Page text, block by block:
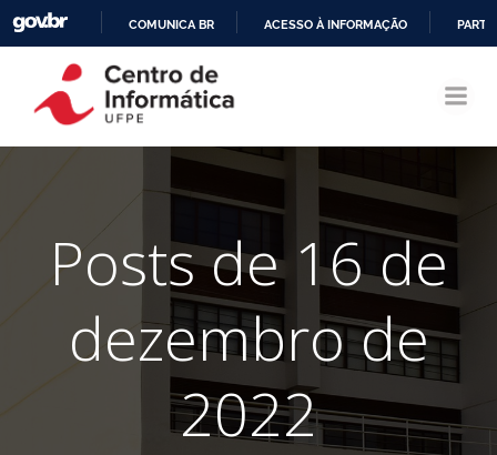
CONTEÚDO
COMUNICA BR ACESSO À INFORMAÇÃO
Posts de 16 de
dezembro de
2022